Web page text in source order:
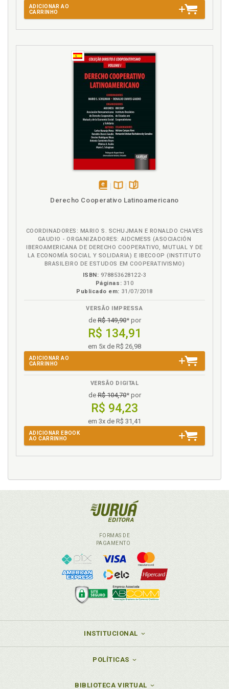
ADICIONAR AO
CARRINHO
Derecho Cooperativo Latinoamericano
COORDINADORES: MARIO S. SCHUJMAN E RONALDO CHAVES
GAUDIO - ORGANIZADORES: AIDCMESS (ASOCIACIÓN
IBEROAMERICANA DE DERECHO COOPERATIVO, MUTUAL Y DE
LA ECONOMÍA SOCIAL Y SOLIDARIA) E IBECOOP (INSTITUTO
BRASILEIRO DE ESTUDOS EM COOPERATIVISMO)
ISBN: 978853628122-3
Páginas: 310
Publicado em: 31/07/2018
VERSÃO IMPRESSA
deR$ 149,90* por
R$ 134,91
em 5x de R$ 26,98
ADICIONAR AO
CARRINHO
VERSÃO DIGITAL
deR$ 104,70* por
R$ 94,23
em 3x de R$ 31,41
ADICIONAR EBOOK
AO CARRINHO
FORMAS DE
PAGAMENTO
INSTITUCIONAL
POLÍTICAS
BIBLIOTECA VIRTUAL